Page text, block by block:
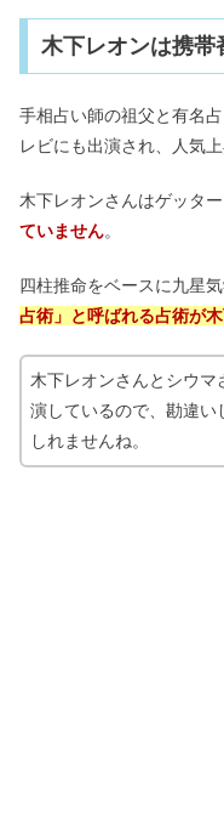
ぜ？
オニ
果は
木下レオンは携帯
手相占い師の祖父と有名
レビにも出演され、人気上
木下レオンさんはゲッター
ていません。
四柱推命をベースに九星
占術」と呼ばれる占術が
木下レオンさんとシウマ
演しているので、勘違い
しれませんね。